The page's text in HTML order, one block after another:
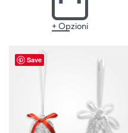
+ Opzioni
Save